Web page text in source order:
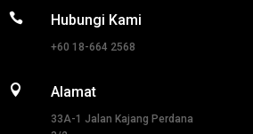
 Hubungi Kami
+60 18-664 2568
 Alamat
33A-1 Jalan Kajang Perdana